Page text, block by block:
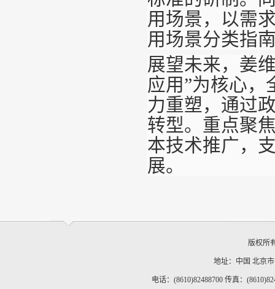
用场景，以需
用场景分类指
展望未来，姜
应用”为核心，
力重塑，通过
转型。重点聚
本技术推广，
展。
版权所
地址：中国 北京
电话：(8610)82488700 传真：